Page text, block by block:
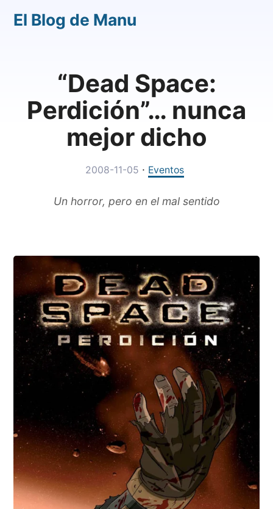
El Blog de Manu
“Dead Space:
Perdición”… nunca
mejor dicho
2008-11-05 · Eventos
Un horror, pero en el mal sentido